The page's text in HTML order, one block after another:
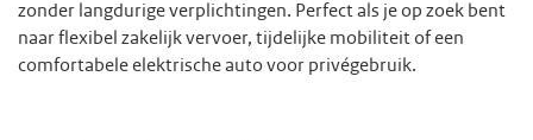
zonder langdurige verplichtingen. Perfect als je op zoek bent
naar flexibel zakelijk vervoer, tijdelijke mobiliteit of een
comfortabele elektrische auto voor privégebruik.